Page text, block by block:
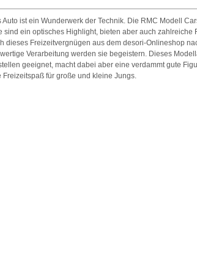
Auto ist ein Wunderwerk der Technik. Die RMC Modell
sind ein optisches Highlight, bieten aber auch zahlreiche
dieses Freizeitvergnügen aus dem desori-Onlineshop
Verarbeitung werden sie begeistern. Dieses
geeignet, macht dabei aber eine verdammt gute
Freizeitspaß für große und kleine Jungs.